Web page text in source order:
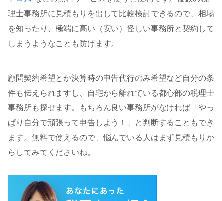
理士事務所に見積もりを出して比較検討できるので、相場
を知ったり、極端に高い（安い）怪しい事務所と契約して
しまうようなことも防げます。
顧問契約希望とか決算時の申告代行のみ希望など自分の条
件も伝えられますし、自宅から離れている都心部の税理士
事務所も探せます。もちろん良い事務所がなければ「やっ
ぱり自分で頑張って申告しよう！」と判断することもでき
ます。無料で使えるので、悩んでいる人はまず見積もりか
らしてみてくださいね。